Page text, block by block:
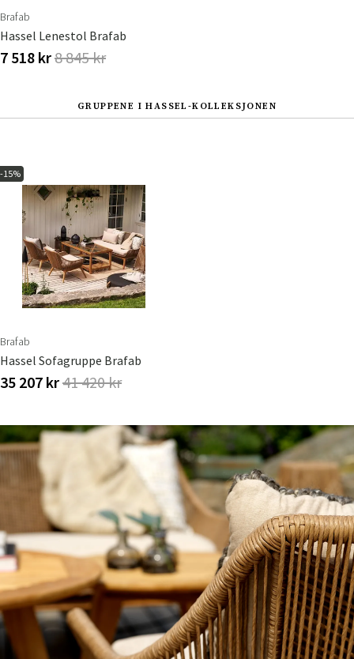
Brafab
Hassel Lenestol Brafab
7 518 kr8 845 kr
GRUPPENE I HASSEL-KOLLEKSJONEN
-15%
Brafab
Hassel Sofagruppe Brafab
35 207 kr41 420 kr